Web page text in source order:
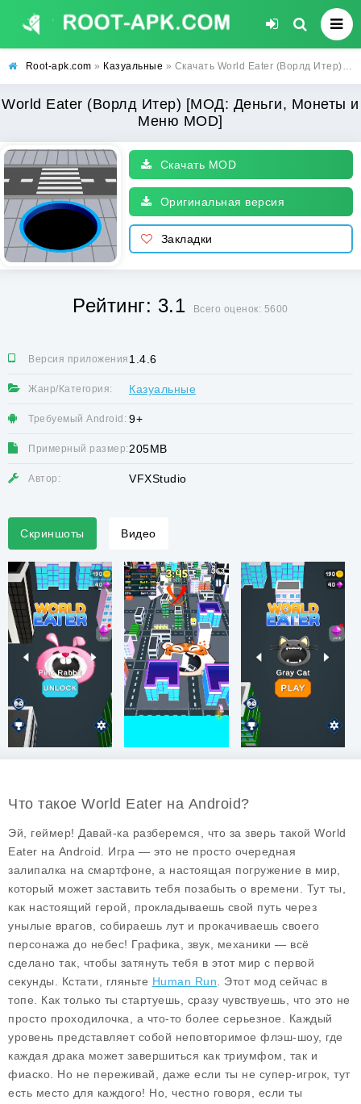
Root-apk.com » Казуальные » Скачать World Eater (Ворлд Итер) [МОД: Деньги, Монеты и Меню MOD] | Взлом World Eater на Андроид
World Eater (Ворлд Итер) [МОД: Деньги, Монеты и
Меню MOD]
Скачать MOD
Оригинальная версия
Закладки
Рейтинг: 3.1 Всего оценок: 5600
Версия приложения:1.4.6
Жанр/Категория: Казуальные
Требуемый Android: 9+
Примерный размер: 205MB
Автор: VFXStudio
Скриншоты Видео
Что такое World Eater на Android?
Эй, геймер! Давай-ка разберемся, что за зверь такой World
Eater на Android. Игра — это не просто очередная
залипалка на смартфоне, а настоящая погружение в мир,
который может заставить тебя позабыть о времени. Тут ты,
как настоящий герой, прокладываешь свой путь через
унылые врагов, собираешь лут и прокачиваешь своего
персонажа до небес! Графика, звук, механики — всё
сделано так, чтобы затянуть тебя в этот мир с первой
секунды. Кстати, гляньте Human Run . Этот мод сейчас в
топе. Как только ты стартуешь, сразу чувствуешь, что это не
просто проходилочка, а что-то более серьезное. Каждый
уровень представляет собой неповторимое флэш-шоу, где
каждая драка может завершиться как триумфом, так и
фиаско. Но не переживай, даже если ты не супер-игрок, тут
есть место для каждого! Но, честно говоря, если ты